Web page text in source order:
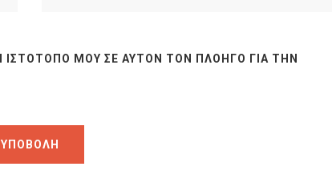
ΜΟΥ ΣΕ ΑΥΤΌΝ ΤΟΝ ΠΛΟΗΓΌ ΓΙΑ ΤΗΝ